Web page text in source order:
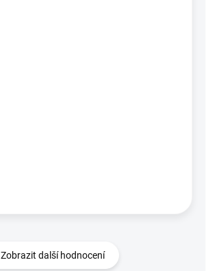
Zobrazit další hodnocení